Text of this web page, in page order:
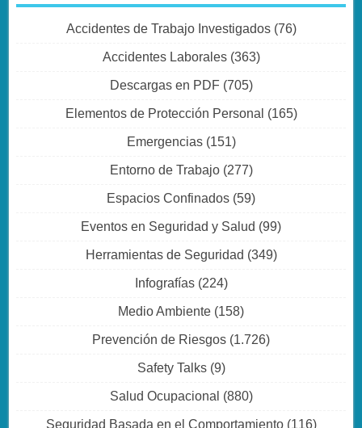
Accidentes de Trabajo Investigados(76)
Accidentes Laborales(363)
Descargas en PDF(705)
Elementos de Protección Personal (165)
Emergencias(151)
Entorno de Trabajo(277)
Espacios Confinados (59)
Eventos en Seguridad y Salud (99)
Herramientas de Seguridad (349)
Infografías(224)
Medio Ambiente (158)
Prevención de Riesgos (1.726)
Safety Talks(9)
Salud Ocupacional (880)
Seguridad Basada en el Comportamiento(116)